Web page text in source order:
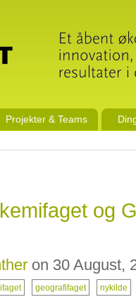
Projekter & Teams
og
on 30 August,
geografifaget nykilde